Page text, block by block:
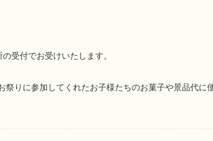
受付でお受けいたします。
祭りに参加してくれたお子様たちのお菓子や景品代に